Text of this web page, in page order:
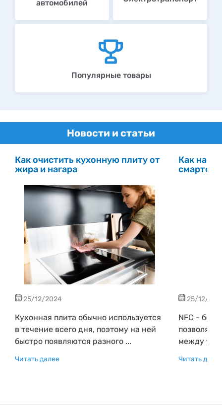
автомобилей
Популярные товары
Новости и статьи
Как очистить кухонную плиту от
жира и нагара
25/12/2024
Кухонная плита обычно используется
в течение всего дня, поэтому на ней
быстро появляются разного ...
Читать далее
Как
25/12/
NFC -
между
Читать